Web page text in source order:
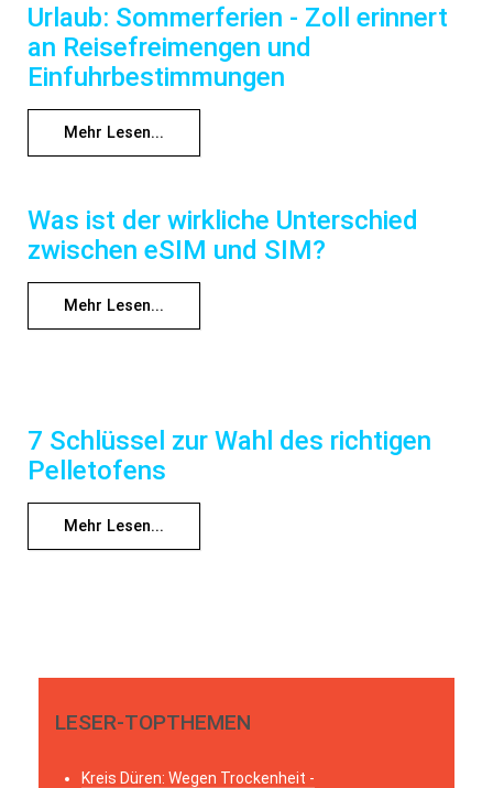
Urlaub: Sommerferien - Zoll erinnert
an Reisefreimengen und
Einfuhrbestimmungen
Mehr Lesen...
Was ist der wirkliche Unterschied
zwischen eSIM und SIM?
Mehr Lesen...
7 Schlüssel zur Wahl des richtigen
Pelletofens
Mehr Lesen...
LESER-TOPTHEMEN
Kreis Düren: Wegen Trockenheit -